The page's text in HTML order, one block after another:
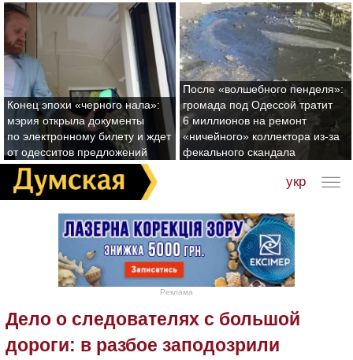
Конец эпохи «черного нала»:
мэрия открыла документы
по электронному билету и ждет
от одесситов предложений
После «волшебного пенделя»:
громада под Одессой тратит
6 миллионов на ремонт
«ничейного» коллектора из-за
фекального скандала
укр
Реклама
Дело о следователях с большой
дороги: в разбое заподозрили